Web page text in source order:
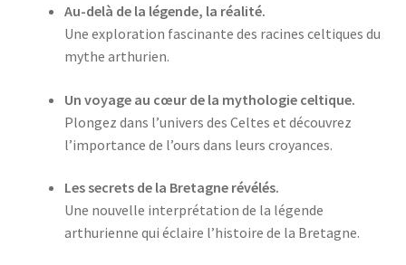
Au-delà de la légende, la réalité.
Une exploration fascinante des racines celtiques du
mythe arthurien.
Un voyage au cœur de la mythologie celtique.
Plongez dans l’univers des Celtes et découvrez
l’importance de l’ours dans leurs croyances.
Les secrets de la Bretagne révélés.
Une nouvelle interprétation de la légende
arthurienne qui éclaire l’histoire de la Bretagne.